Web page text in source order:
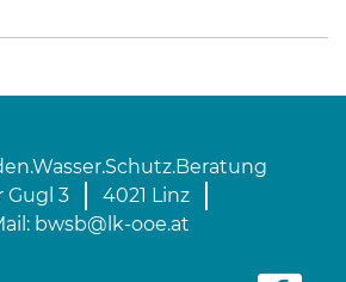
Gugl 3
4021 Linz
bwsb@lk-ooe.at